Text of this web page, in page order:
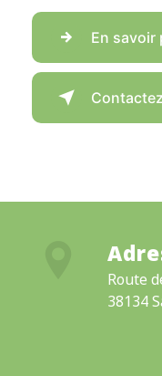
En savoir
Route
38134